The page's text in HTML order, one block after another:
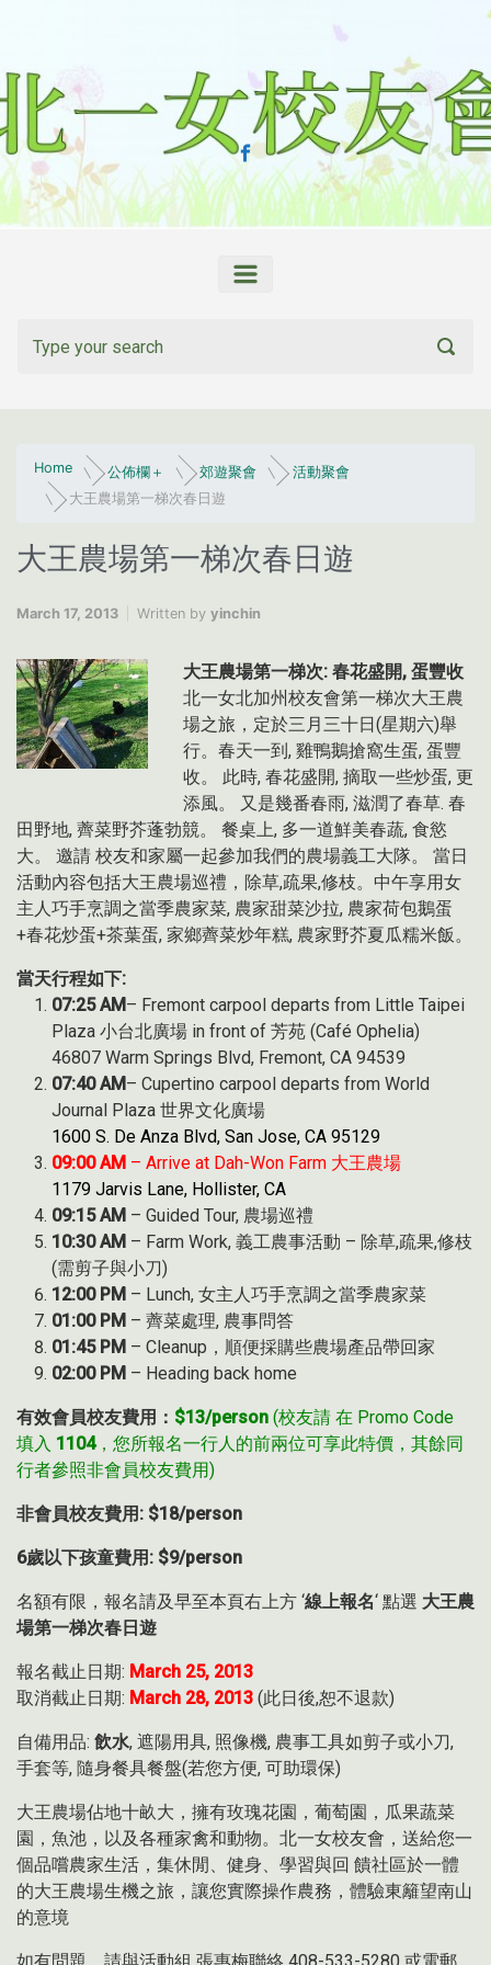
Home 公佈欄＋ 郊遊聚會
活動聚會
大王農場第一梯次春日遊
大王農場第一梯次春日遊
March 17, 2013 Written by yinchin
大王農場第一梯次: 春花盛開, 蛋豐收
北一女北加州校友會第一梯次大王農
場之旅，定於三月三十日(星期六)舉
行。春天一到, 雞鴨鵝搶窩生蛋, 蛋豐
收。 此時, 春花盛開, 摘取一些炒蛋, 更
添風。 又是幾番春雨, 滋潤了春草. 春
田野地, 薺菜野芥蓬勃競。 餐桌上, 多一道鮮美春蔬, 食慾
大。 邀請 校友和家屬一起參加我們的農場義工大隊。 當日
活動內容包括大王農場巡禮，除草,疏果,修枝。中午享用女
主人巧手烹調之當季農家菜, 農家甜菜沙拉, 農家荷包鵝蛋
+春花炒蛋+茶葉蛋, 家鄉薺菜炒年糕, 農家野芥夏瓜糯米飯。
當天行程如下:
07:25 AM – Fremont carpool departs from Little Taipei
Plaza 小台北廣場 in front of 芳苑 (Café Ophelia)
46807 Warm Springs Blvd, Fremont, CA 94539
07:40 AM – Cupertino carpool departs from World
Journal Plaza 世界文化廣場
1600 S. De Anza Blvd, San Jose, CA 95129
09:00 AM – Arrive at Dah-Won Farm 大王農場
1179 Jarvis Lane, Hollister, CA
09:15 AM – Guided Tour, 農場巡禮
10:30 AM – Farm Work, 義工農事活動 – 除草,疏果,修枝
(需剪子與小刀)
12:00 PM – Lunch, 女主人巧手烹調之當季農家菜
01:00 PM – 薺菜處理, 農事問答
01:45 PM – Cleanup，順便採購些農場產品帶回家
02:00 PM – Heading back home
有效會員校友費用： $13/person (校友請 在 Promo Code
填入 1104，您所報名一行人的前兩位可享此特價，其餘同
行者參照非會員校友費用)
非會員校友費用: $18/person
6歲以下孩童費用: $9/person
名額有限，報名請及早至本頁右上方 ‘線上報名‘ 點選 大王農
場第一梯次春日遊
報名截止日期: March 25, 2013
取消截止日期: March 28, 2013 (此日後,恕不退款)
自備用品: 飲水, 遮陽用具, 照像機, 農事工具如剪子或小刀,
手套等, 隨身餐具餐盤(若您方便, 可助環保)
大王農場佔地十畝大，擁有玫瑰花園，葡萄園，瓜果蔬菜
園，魚池，以及各種家禽和動物。北一女校友會，送給您一
個品嚐農家生活，集休閒、健身、學習與回 饋社區於一體
的大王農場生機之旅，讓您實際操作農務，體驗東籬望南山
的意境